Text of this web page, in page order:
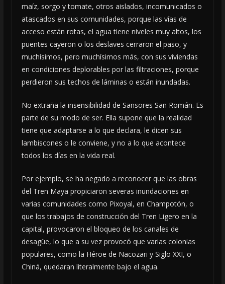
maíz, sorgo y tomate, otros aislados, incomunicados o
atascados en sus comunidades, porque las vías de
acceso están rotas, el agua tiene niveles muy altos, los
puentes cayeron o los deslaves cerraron el paso, y
muchísimos, pero muchísimos más, con sus viviendas
en condiciones deplorables por las filtraciones, porque
perdieron sus techos de láminas o están inundadas.
No extraña la insensibilidad de Sansores San Román. Es
parte de su modo de ser. Ella supone que la realidad
tiene que adaptarse a lo que declara, le dicen sus
lambiscones o le conviene, y no a lo que acontece
todos los días en la vida real.
Por ejemplo, se ha negado a reconocer que las obras
del Tren Maya propiciaron severas inundaciones en
varias comunidades como Pixoyal, en Champotón, o
que los trabajos de construcción del Tren Ligero en la
capital, provocaron el bloqueo de los canales de
desagüe, lo que a su vez provocó que varias colonias
populares, como la Héroe de Nacozari y Siglo XXI, o
Chiná, quedaran literalmente bajo el agua.